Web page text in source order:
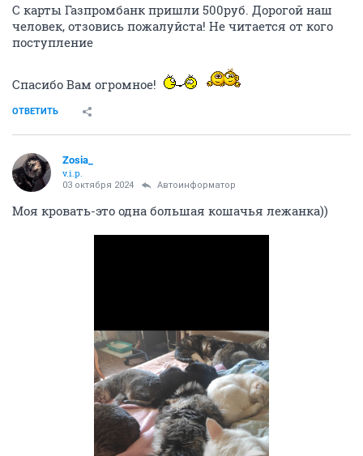
С карты Газпромбанк пришли 500руб. Дорогой наш
человек, отзовись пожалуйста! Не читается от кого
поступление
Спасибо Вам огромное!
ОТВЕТИТЬ
Zosia_
v.i.p.
03 октября 2024 Автоинформатор
Моя кровать-это одна большая кошачья лежанка))